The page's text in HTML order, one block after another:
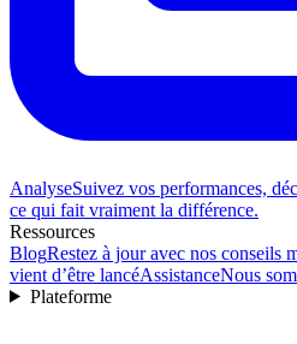
AnalyseSuivez vos performances,
ce qui fait vraiment la différence.
Ressources
BlogRestez à jour avec nos conseils
vient d’être lancéAssistanceNous
Plateforme